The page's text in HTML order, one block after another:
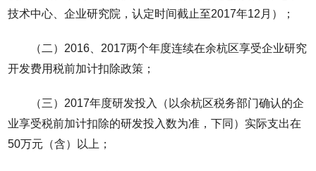
技术中心、企业研究院，认定时间截止至2017年12月）；
（二）2016、2017两个年度连续在余杭区享受企业研究
开发费用税前加计扣除政策；
（三）2017年度研发投入（以余杭区税务部门确认的企
业享受税前加计扣除的研发投入数为准，下同）实际支出在
50万元（含）以上；